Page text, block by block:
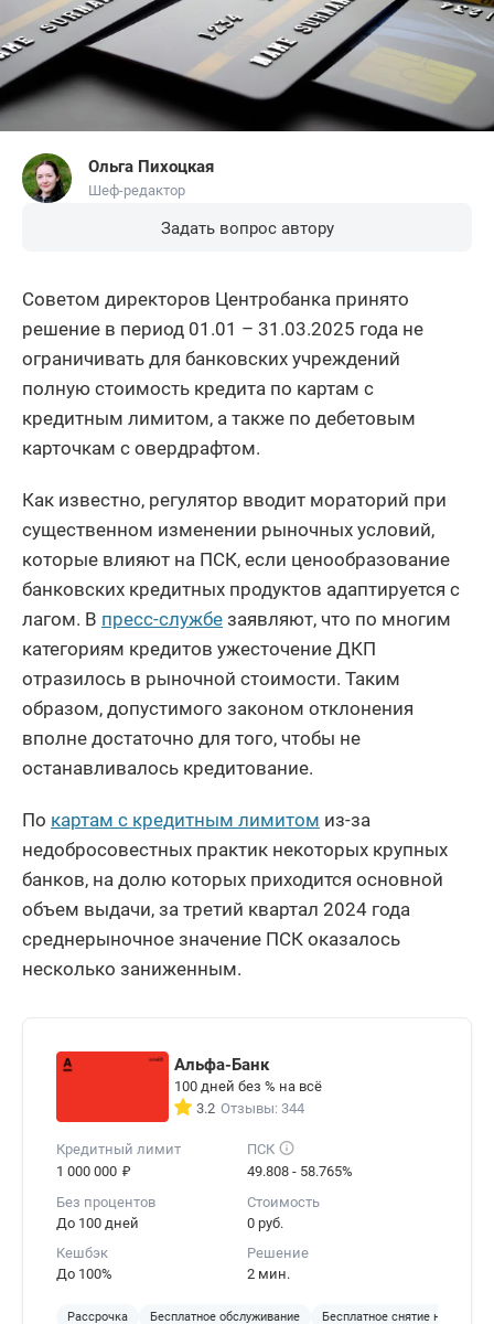
Ольга Пихоцкая
Шеф-редактор
Задать вопрос автору
Советом директоров Центробанка принято
решение в период 01.01 – 31.03.2025 года не
ограничивать для банковских учреждений
полную стоимость кредита по картам с
кредитным лимитом, а также по дебетовым
карточкам с овердрафтом.
Как известно, регулятор вводит мораторий при
существенном изменении рыночных условий,
которые влияют на ПСК, если ценообразование
банковских кредитных продуктов адаптируется с
лагом. В пресс-службе заявляют, что по многим
категориям кредитов ужесточение ДКП
отразилось в рыночной стоимости. Таким
образом, допустимого законом отклонения
вполне достаточно для того, чтобы не
останавливалось кредитование.
По картам с кредитным лимитом из-за
недобросовестных практик некоторых крупных
банков, на долю которых приходится основной
объем выдачи, за третий квартал 2024 года
среднерыночное значение ПСК оказалось
несколько заниженным.
Альфа-Банк
100 дней без % на всё
3.2 Отзывы: 344
Кредитный лимит
1 000 000 ₽
ПСК
49.808 - 58.765%
Без процентов
До 100 дней
Стоимость
0 руб.
Кешбэк
До 100%
Решение
2 мин.
Рассрочка Бесплатное обслуживание Бесплатное снятие наличных